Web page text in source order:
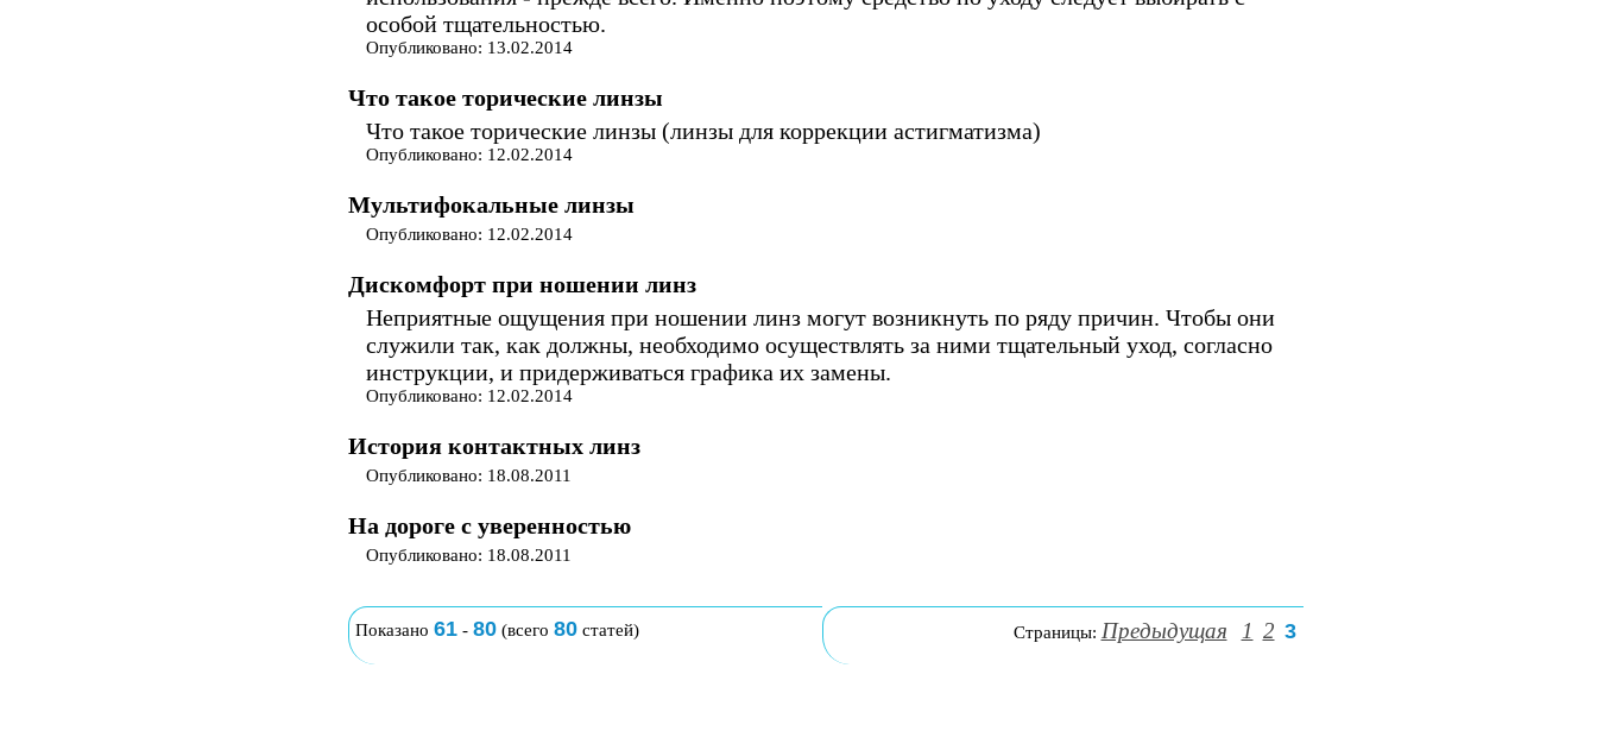
особой тщательностью.
Опубликовано: 13.02.2014
Что такое торические линзы
Что такое торические линзы (линзы для коррекции астигматизма)
Опубликовано: 12.02.2014
Мультифокальные линзы
Опубликовано: 12.02.2014
Дискомфорт при ношении линз
Неприятные ощущения при ношении линз могут возникнуть по ряду причин. Чтобы они
служили так, как должны, необходимо осуществлять за ними тщательный уход, согласно
инструкции, и придерживаться графика их замены.
Опубликовано: 12.02.2014
История контактных линз
Опубликовано: 18.08.2011
На дороге с уверенностью
Опубликовано: 18.08.2011
Показано 61- 80(всего 80статей) Страницы: Предыдущая 1 2 3